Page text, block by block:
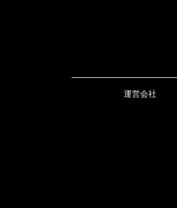
運営会社